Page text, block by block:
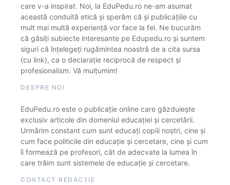
care v-a inspirat. Noi, la EduPedu.ro ne-am asumat
această conduită etică și sperăm că și publicațiile cu
mult mai multă experiență vor face la fel. Ne bucurăm
că găsiți subiecte interesante pe Edupedu.ro și suntem
siguri că înțelegeți rugămintea noastră de a cita sursa
(cu link), ca o declarație reciprocă de respect și
profesionalism. Vă mulțumim!
DESPRE NOI
EduPedu.ro este o publicație online care găzduiește
exclusiv articole din domeniul educației și cercetării.
Urmărim constant cum sunt educați copiii noștri, cine și
cum face politicile din educație și cercetare, cine și cum
îi formează pe profesori, cât de adecvate la lumea în
care trăim sunt sistemele de educație și cercetare.
CONTACT REDACȚIE